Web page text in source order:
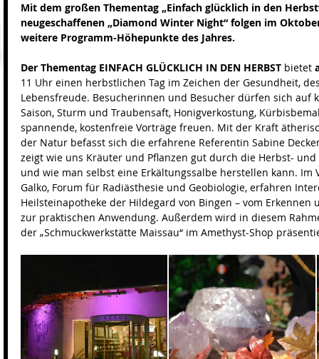
Mit dem großen Thementag „Einfach glücklich in den
neugeschaffenen „Diamond Winter Night“ folgen im
weitere Programm-Höhepunkte des Jahres.
Der Thementag EINFACH GLÜCKLICH IN DEN HERBST bietet
11 Uhr einen herbstlichen Tag im Zeichen der Gesundheit,
Lebensfreude. Besucherinnen und Besucher dürfen sich auf
Saison, Sturm und Traubensaft, Honigverkostung,
spannende, kostenfreie Vorträge freuen. Mit der Kraft
der Natur befasst sich die erfahrene Referentin Sabine
zeigt wie uns Kräuter und Pflanzen gut durch die Herbst-
und wie man selbst eine Erkältungssalbe herstellen kann. Im
Galko, Forum für Radiästhesie und Geobiologie, erfahren
Heilsteinapotheke der Hildegard von Bingen – vom
zur praktischen Anwendung. Außerdem wird in diesem
der „Schmuckwerkstätte Maissau“ im Amethyst-Shop